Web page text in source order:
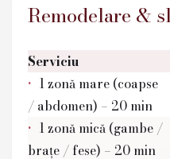
Remodelare &
Serviciu
1 zonă mare (coapse
/ abdomen) – 20 min
1 zonă mică (gambe /
brațe / fese) – 20 min